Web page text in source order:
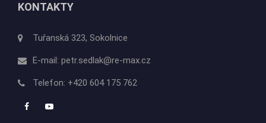
KONTAKTY
Tuřanská 323, Sokolnice
E-mail: petr.sedlak@re-max.cz
Telefon: +420 604 175 762